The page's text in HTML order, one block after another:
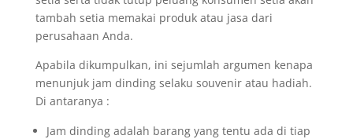
tambah setia memakai produk atau jasa dari
perusahaan Anda.
Apabila dikumpulkan, ini sejumlah argumen kenapa
menunjuk jam dinding selaku souvenir atau hadiah.
Di antaranya :
Jam dinding adalah barang yang tentu ada di tiap